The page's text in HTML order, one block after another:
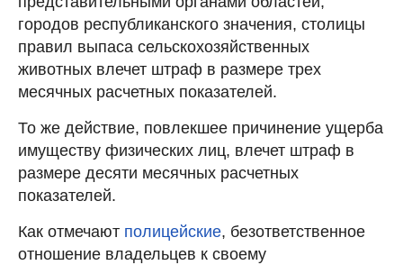
городов республиканского значения, столицы
правил выпаса сельскохозяйственных
животных влечет штраф в размере трех
месячных расчетных показателей.
То же действие, повлекшее причинение ущерба
имуществу физических лиц, влечет штраф в
размере десяти месячных расчетных
показателей.
Как отмечают полицейские, безответственное
отношение владельцев к своему